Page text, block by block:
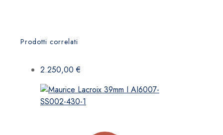
Prodotti correlati
2.250,00€